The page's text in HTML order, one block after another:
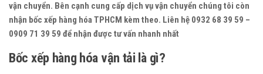
vận chuyển. Bên cạnh cung cấp dịch vụ vận chuyển chúng tôi còn
nhận bốc xếp hàng hóa TPHCM kèm theo. Liên hệ 0932 68 39 59 –
0909 71 39 59 để nhận được tư vấn nhanh nhất
Bốc xếp hàng hóa vận tải là gì?